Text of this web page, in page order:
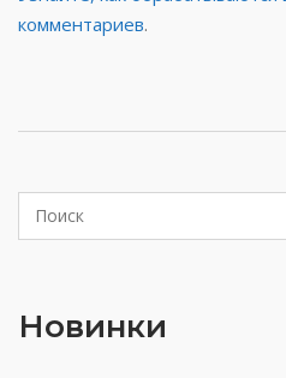
комментариев.
Новинки